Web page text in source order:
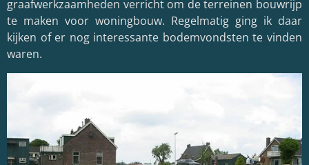
graafwerkzaamheden verricht om de terreinen bouwrijp
te maken voor woningbouw. Regelmatig ging ik daar
kijken of er nog interessante bodemvondsten te vinden
waren.